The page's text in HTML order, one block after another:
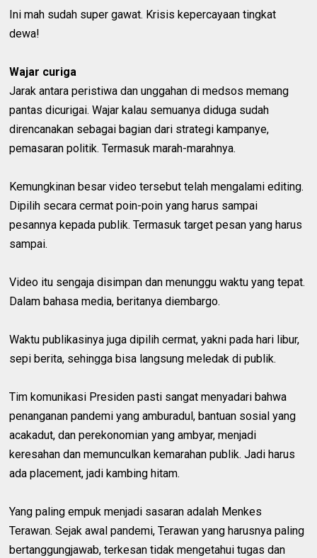
Ini mah sudah super gawat. Krisis kepercayaan tingkat
dewa!
Wajar curiga
Jarak antara peristiwa dan unggahan di medsos memang
pantas dicurigai. Wajar kalau semuanya diduga sudah
direncanakan sebagai bagian dari strategi kampanye,
pemasaran politik. Termasuk marah-marahnya.
Kemungkinan besar video tersebut telah mengalami editing.
Dipilih secara cermat poin-poin yang harus sampai
pesannya kepada publik. Termasuk target pesan yang harus
sampai.
Video itu sengaja disimpan dan menunggu waktu yang tepat.
Dalam bahasa media, beritanya diembargo.
Waktu publikasinya juga dipilih cermat, yakni pada hari libur,
sepi berita, sehingga bisa langsung meledak di publik.
Tim komunikasi Presiden pasti sangat menyadari bahwa
penanganan pandemi yang amburadul, bantuan sosial yang
acakadut, dan perekonomian yang ambyar, menjadi
keresahan dan memunculkan kemarahan publik. Jadi harus
ada placement, jadi kambing hitam.
Yang paling empuk menjadi sasaran adalah Menkes
Terawan. Sejak awal pandemi, Terawan yang harusnya paling
bertanggungjawab, terkesan tidak mengetahui tugas dan